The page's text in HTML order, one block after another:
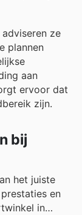
ze
plannen
aan
ervoor dat
zijn.
bij
het juiste
en
in